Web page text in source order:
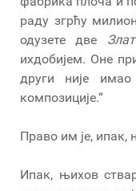
раду згрћу
одузете две
ихдобијем. Оне
други није
композиције.“
Право им је, ипак,
Ипак, њихов